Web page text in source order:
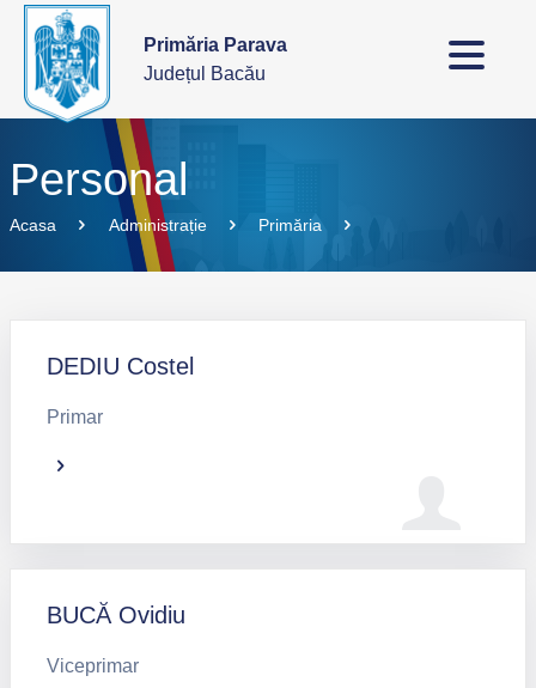
Primăria Parava
Județul Bacău
Personal
Acasa Administrație Primăria
DEDIU Costel
Primar
BUCĂ Ovidiu
Viceprimar